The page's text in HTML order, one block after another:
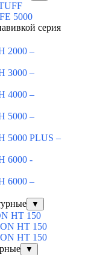
5000
серия
2000 –
3000 –
4000 –
5000 –
5000 PLUS –
6000 -
6000 –
▼
HT 150
HT 150
HT 150
▼